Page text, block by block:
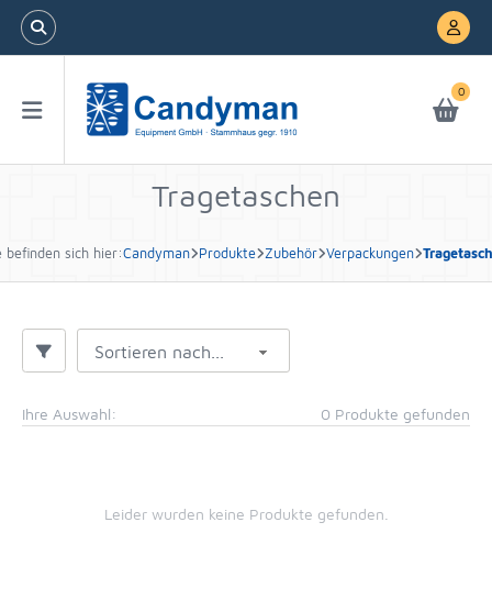
0
Tragetaschen
befinden sich hier:Candyman Produkte Zubehör Verpackungen
Sortieren nach...
Ihre Auswahl: 0 Produkte gefunden
Leider wurden keine Produkte gefunden.